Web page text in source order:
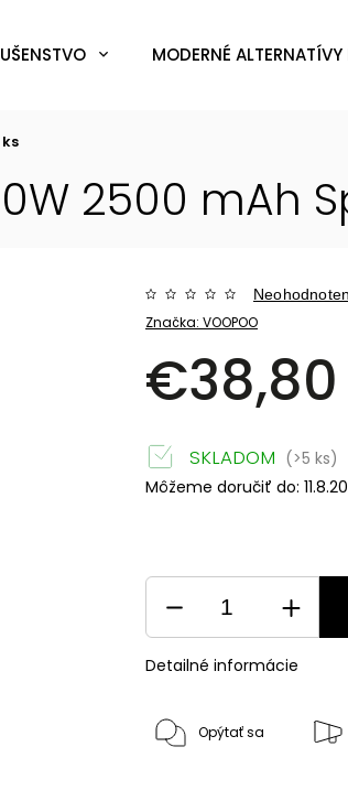
MODERNÉ ALTERNATÍVY
ks
2500 mAh
Značka:VOOPOO
€38,80
SKLADOM (>5 ks)
Môžeme doručiť do:
Detailné informácie
Opýtať sa